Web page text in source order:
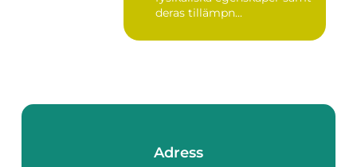
deras tillämpn...
Adress